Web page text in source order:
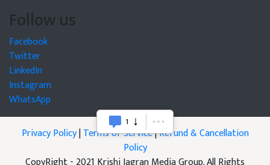
Follow us
Facebook
Twitter
LinkedIn
Instagram
WhatsApp
Privacy Policy|Terms of Service|Refund & Cancellation
Policy